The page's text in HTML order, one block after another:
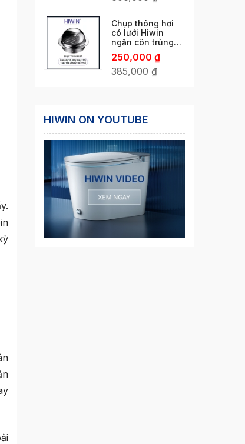
Chụp thông hơi
có lưới Hiwin
ngăn côn trùng
phi 60/ 76 /80/
110/ 120/ 150 /160
/180 /200 /250
250,000 ₫
385,000₫
HIWIN ON YOUTUBE